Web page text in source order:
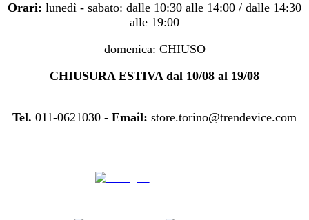
Orari: lunedì - sabato: dalle 10:30 alle 14:00 / dalle 14:30
alle 19:00
domenica: CHIUSO
CHIUSURA ESTIVA dal 10/08 al 19/08
Tel. 011-0621030 - Email: store.torino@trendevice.com